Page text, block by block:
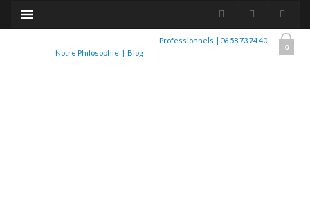
0
Notre Philosophie | Blog
Professionnels | 06 58 73 74 40